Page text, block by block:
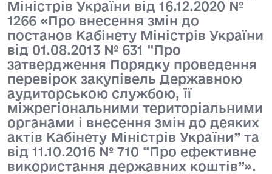
Міністрів України від 16.12.2020 №
1266 «Про внесення змін до
постанов Кабінету Міністрів України
від 01.08.2013 № 631 “Про
затвердження Порядку проведення
перевірок закупівель Державною
аудиторською службою, її
міжрегіональними територіальними
органами і внесення змін до деяких
актів Кабінету Міністрів України” та
від 11.10.2016 № 710 “Про ефективне
використання державних коштів”».